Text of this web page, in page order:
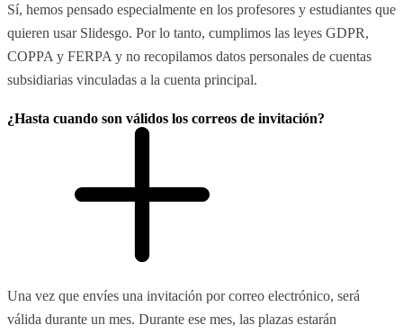
Sí, hemos pensado especialmente en los profesores y estudiantes que
quieren usar Slidesgo. Por lo tanto, cumplimos las leyes GDPR,
COPPA y FERPA y no recopilamos datos personales de cuentas
subsidiarias vinculadas a la cuenta principal.
¿Hasta cuando son válidos los correos de invitación?
Una vez que envíes una invitación por correo electrónico, será
válida durante un mes. Durante ese mes, las plazas estarán